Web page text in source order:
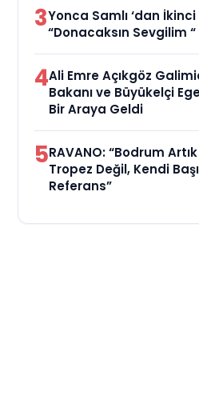
3Yonca Samlı ‘dan
“Donacaksın Sevgilim
4Ali Emre Açıkgöz
Bakanı ve Büyükelçi
Bir Araya Geldi
5RAVANO: “Bodrum
Tropez Değil, Kendi
Referans”